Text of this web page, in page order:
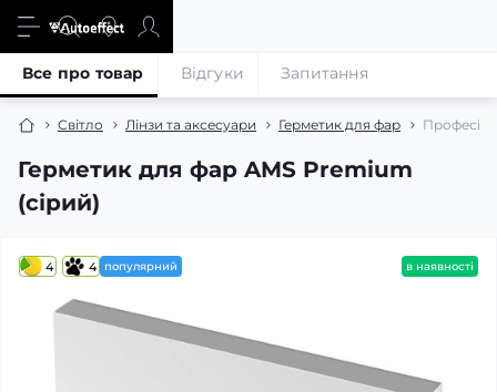
Світло Лінзи та аксесуари Герметик для фар
Герметик для фар AMS Premium
(сірий)
Все про товар Відгуки Запитання
4 4 популярний в наявності